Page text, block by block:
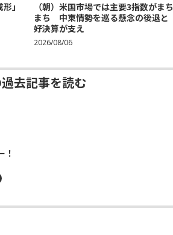
」
（朝）米国市場では主要3指数がまち
まち 中東情勢を巡る懸念の後退と
好決算が支え
2026/08/06
去記事を読む
！